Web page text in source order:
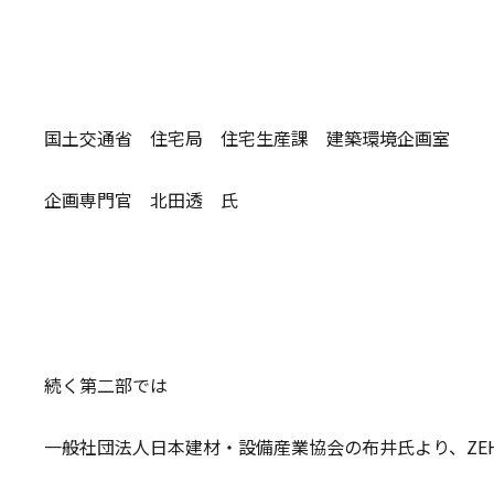
国土交通省 住宅局 住宅生産課 建築環境企画室
企画専門官 北田透 氏
続く第二部では
一般社団法人日本建材・設備産業協会の布井氏より、